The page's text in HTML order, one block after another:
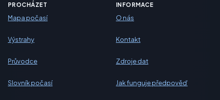
PROCHÁZET
Mapa počasí
Výstrahy
Průvodce
Slovník počasí
INFORMACE
O nás
Kontakt
Zdroje dat
Jak funguje předpověď